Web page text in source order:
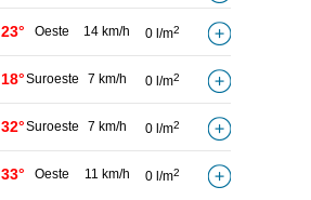
23° Oeste 14 km/h 0 l/m2
18°Suroeste 7 km/h 0 l/m2
32°Suroeste 7 km/h 0 l/m2
33° Oeste 11 km/h 0 l/m2